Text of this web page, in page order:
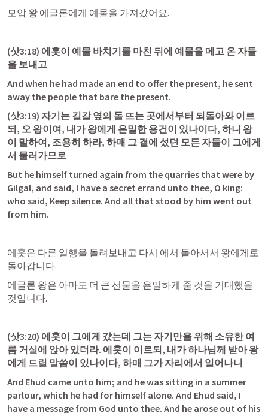
모압 왕 에글론에게 예물을 가져갔어요.
(삿3:18) 에훗이 예물 바치기를 마친 뒤에 예물을 메고 온 자들
을 보내고
And when he had made an end to offer the present, he sent
away the people that bare the present.
(삿3:19) 자기는 길갈 옆의 돌 뜨는 곳에서부터 되돌아와 이르
되, 오 왕이여, 내가 왕에게 은밀한 용건이 있나이다, 하니 왕
이 말하여, 조용히 하라, 하매 그 곁에 섰던 모든 자들이 그에게
서 물러가므로
But he himself turned again from the quarries that were by
Gilgal, and said, I have a secret errand unto thee, O king:
who said, Keep silence. And all that stood by him went out
from him.
에훗은 다른 일행을 돌려보내고 다시 에서 돌아서서 왕에게로
돌아갑니다.
에글론 왕은 아마도 더 큰 선물을 은밀하게 줄 것을 기대했을
것입니다.
(삿3:20) 에훗이 그에게 갔는데 그는 자기만을 위해 소유한 여
름 거실에 앉아 있더라. 에훗이 이르되, 내가 하나님께 받아 왕
에게 드릴 말씀이 있나이다, 하매 그가 자리에서 일어나니
And Ehud came unto him; and he was sitting in a summer
parlour, which he had for himself alone. And Ehud said, I
have a message from God unto thee. And he arose out of his